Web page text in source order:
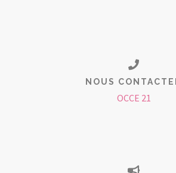
NOUS
OCCE 21